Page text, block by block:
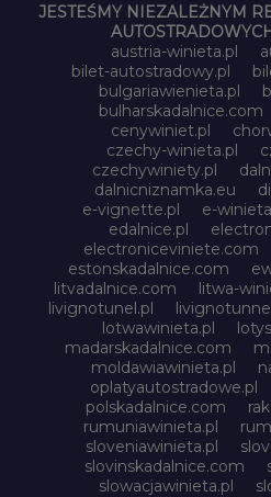
JESTEŚMY NIEZALEŻNYM
austria-winieta.pl
bilet-autostradowy.pl
bulgariawienieta.pl
bulharskadalnice.com
cenywiniet.pl
czechy-winieta.pl
czechywiniety.pl
dalnicniznamka.eu
e-vignette.pl
e-
edalnice.pl
electroniceviniete.com
estonskadalnice.com
litvadalnice.com
litwa-
livignotunel.pl
lotwawinieta.pl
madarskadalnice.com
moldawiawinieta.pl
oplatyautostradowe.pl
polskadalnice.com
rumuniawinieta.pl
sloveniawinieta.pl
slovinskadalnice.com
slowacjawinieta.pl